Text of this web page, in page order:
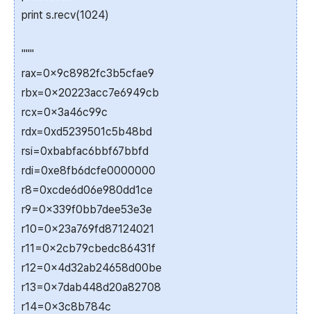
print s.recv(1024)
"""
rax=0x9c8982fc3b5cfae9
rbx=0x20223acc7e6949cb
rcx=0x3a46c99c
rdx=0xd5239501c5b48bd
rsi=0xbabfac6bbf67bbfd
rdi=0xe8fb6dcfe0000000
r8=0xcde6d06e980dd1ce
r9=0x339f0bb7dee53e3e
r10=0x23a769fd87124021
r11=0x2cb79cbedc86431f
r12=0x4d32ab24658d00be
r13=0x7dab448d20a82708
r14=0x3c8b784c